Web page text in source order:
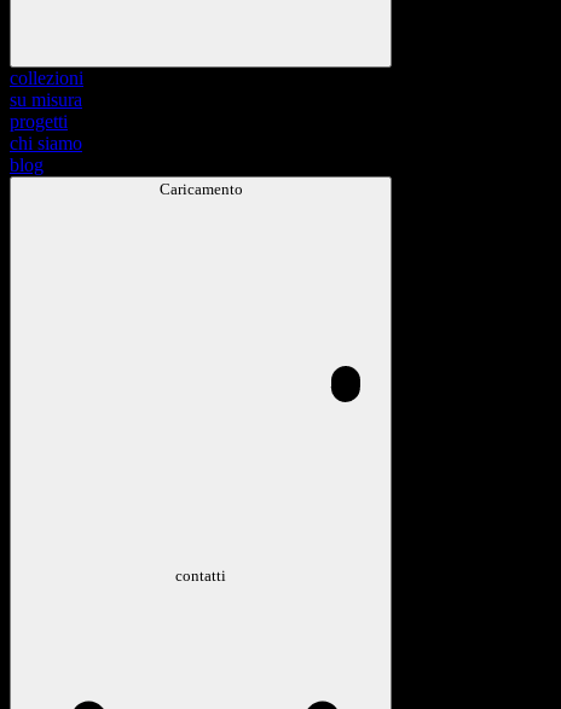
collezioni
su misura
progetti
chi siamo
blog
Caricamento
contatti